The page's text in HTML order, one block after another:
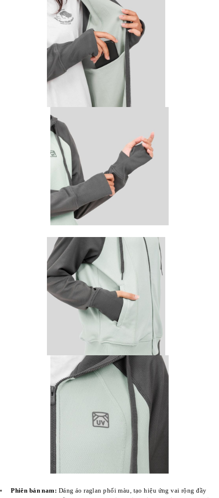
Phiên bản nam: Dáng áo raglan phối màu, tạo hiệu ứng vai rộng đầy